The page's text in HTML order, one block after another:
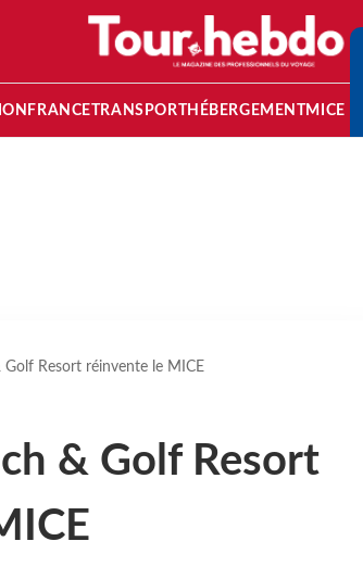
FRANCETRANSPORT HÉBERGEMENTMICE
Golf Resort réinvente le MICE
& Golf Resort